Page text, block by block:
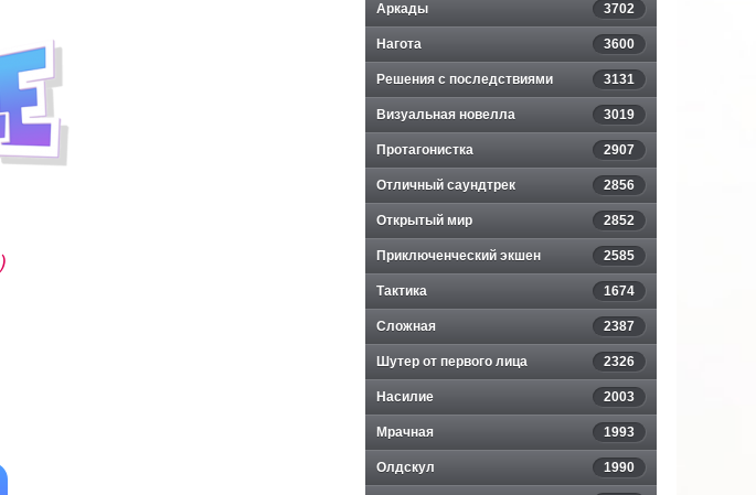
Аркады 3702
Нагота 3600
Решения с последствиями 3131
Визуальная новелла 3019
Протагонистка 2907
Отличный саундтрек 2856
Открытый мир 2852
Приключенческий экшен 2585
Тактика 1674
Сложная 2387
Шутер от первого лица 2326
Насилие 2003
Мрачная 1993
Олдскул 1990